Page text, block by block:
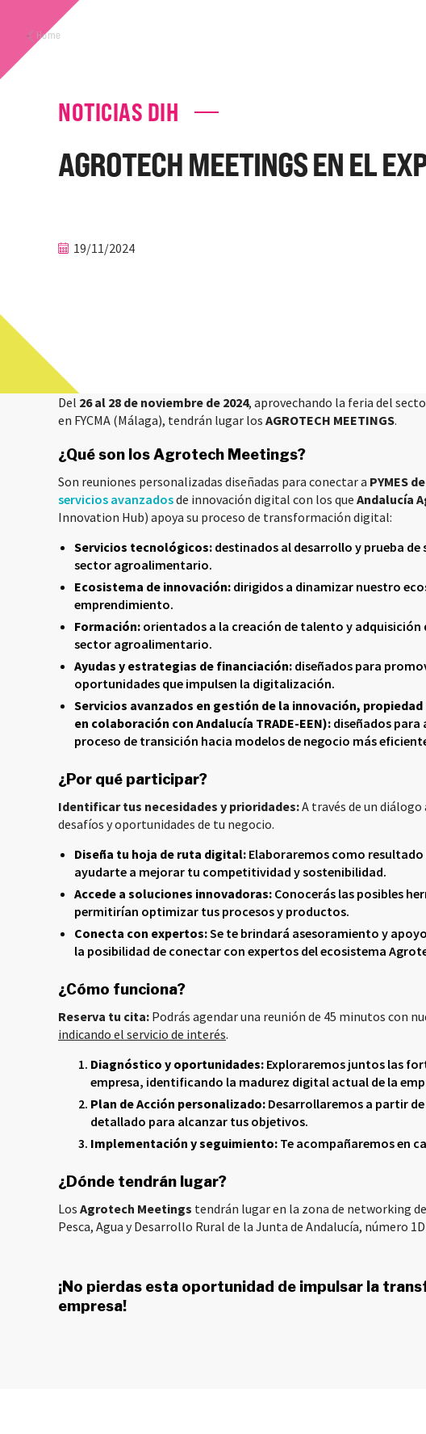
Home
NOTICIAS DIH
AGROTECH MEETINGS EN EL
19/11/2024
Del 26 al 28 de noviembre de 2024, aprovechando la feria del
en FYCMA (Málaga), tendrán lugar los AGROTECH MEETINGS.
¿Qué son los Agrotech Meetings?
Son reuniones personalizadas diseñadas para conectar a PYMES
servicios avanzadosde innovación digital con los que Andalucía
Innovation Hub) apoya su proceso de transformación digital:
Servicios tecnológicos: destinados al desarrollo y prueba
sector agroalimentario.
Ecosistema de innovación: dirigidos a dinamizar nuestro
emprendimiento.
Formación: orientados a la creación de talento y adquisición
sector agroalimentario.
Ayudas y estrategias de financiación: diseñados para
oportunidades que impulsen la digitalización.
Servicios avanzados en gestión de la innovación,
en colaboración con Andalucía TRADE-EEN): diseñados para
proceso de transición hacia modelos de negocio más
¿Por qué participar?
Identificar tus necesidades y prioridades:A través de un
desafíos y oportunidades de tu negocio.
Diseña tu hoja de ruta digital: Elaboraremos como resultado
ayudarte a mejorar tu competitividad y sostenibilidad.
Accede a soluciones innovadoras: Conocerás las posibles
permitirían optimizar tus procesos y productos.
Conecta con expertos:Se te brindará asesoramiento y
la posibilidad de conectar con expertos del ecosistema
¿Cómo funciona?
Reserva tu cita: Podrás agendar una reunión de 45 minutos con
indicando el servicio de interés.
Diagnóstico y oportunidades: Exploraremos juntos las
empresa, identificando la madurez digital actual de la
Plan de Acción personalizado: Desarrollaremos a partir
detallado para alcanzar tus objetivos.
Implementación y seguimiento: Te acompañaremos en
¿Dónde tendrán lugar?
Los Agrotech Meetings tendrán lugar en la zona de networking
Pesca, Agua y Desarrollo Rural de la Junta de Andalucía, número
¡No pierdas esta oportunidad de impulsar la
empresa!